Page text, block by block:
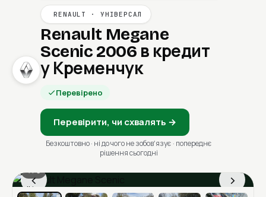
RENAULT · УНІВЕРСАЛ
Renault Megane
Scenic 2006 в кредит
у Кременчук
Перевірено
Перевірити, чи схвалять →
Безкоштовно · ні до чого не зобовʼязує · попереднє
рішення сьогодні
‹ ›
1 / 6
Ціна в місяць